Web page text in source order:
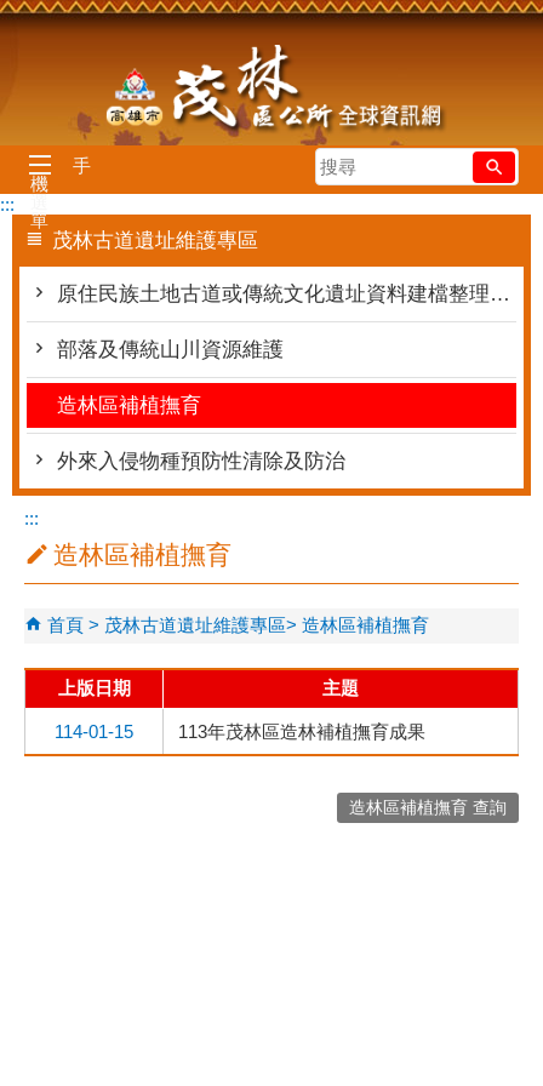
跳到主要內容區塊
搜
尋
手
機
單
:::
茂林古道遺址維護專區
原住民族土地古道或傳統文化遺址資料建檔整理維護
部落及傳統山川資源維護
造林區補植撫育
外來入侵物種預防性清除及防治
:::
造林區補植撫育
首頁 茂林古道遺址維護專區 造林區補植撫育
上版日期 主題
114-01-15 113年茂林區造林補植撫育成果
造林區補植撫育 查詢